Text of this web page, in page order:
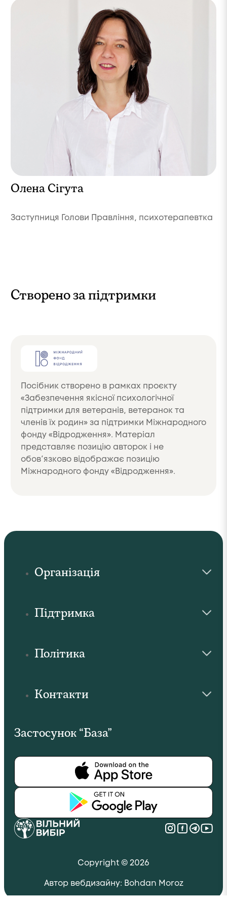
Олена Сігута
Заступниця Голови Правління, психотерапевтка
Створено за підтримки
Посібник створено в рамках проєкту
«Забезпечення якісної психологічної
підтримки для ветеранів, ветеранок та
членів їх родин» за підтримки Міжнародного
фонду «Відродження». Матеріал
представляє позицію авторок і не
обов’язково відображає позицію
Міжнародного фонду «Відродження».
Організація
Підтримка
Політика
Контакти
Застосунок “База”
Copyright © 2026
Автор вебдизайну: Bohdan Moroz